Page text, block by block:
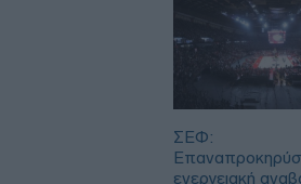
ΣΕΦ:
ενεργειακή